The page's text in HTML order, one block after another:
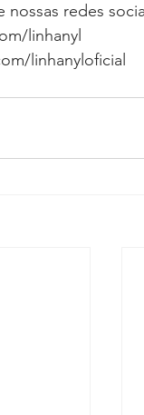
nossas redes
linhanyl
linhanyloficial